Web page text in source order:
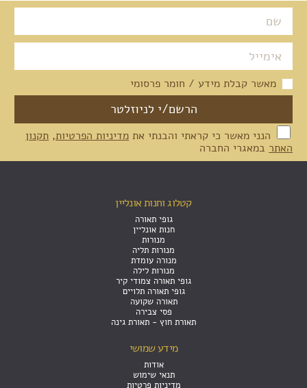
מאשר קבלת מידע / חומר פרסומי
הנני מאשר כי קראתי והבנתי את מדיניות הפרטיות, תקנון
האתר במאגרי החברה
קטלוג וחנות אונליין
גופי תאורה
חנות אונליין
מנורות
מנורות תליה
מנורה עומדת
מנורות לילה
גופי תאורה צמודי קיר
גופי תאורה תלויים
תאורה שקועה
פסי צבירה
תאורת חוץ - תאורת גינה
מידע שמושי
אודות
תנאי שימוש
מדיניות פרטיות